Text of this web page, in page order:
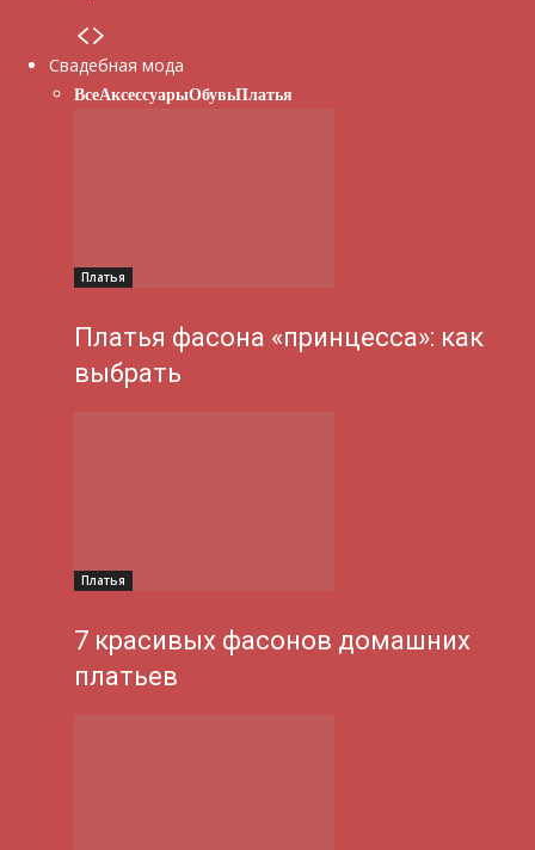
Свадебная мода
ВсеАксессуарыОбувьПлатья
Платья
Платья фасона «принцесса»: как
выбрать
Платья
7 красивых фасонов домашних
платьев